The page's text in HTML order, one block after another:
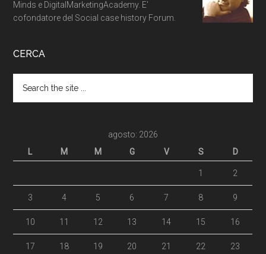
Minds e DigitalMarketingAcademy. E'
cofondatore del Social case history Forum.
CERCA
agosto: 2026
L
M M G V S D
1 2
3 4 5 6 7 8 9
10 11 12 13 14 15 16
17 18 19 20 21 22 23